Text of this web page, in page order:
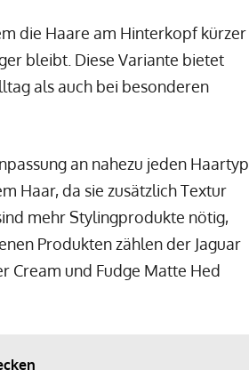
die Haare am Hinterkopf kürzer
bleibt. Diese Variante bietet
als auch bei besonderen
an nahezu jeden Haartyp.
Haar, da sie zusätzlich Textur
mehr Stylingprodukte nötig,
Produkten zählen der Jaguar
Cream und Fudge Matte Hed